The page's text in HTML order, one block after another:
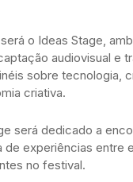
o Ideas Stage,
audiovisual e
sobre tecnologia,
criativa.
será dedicado a
de experiências entre
no festival.